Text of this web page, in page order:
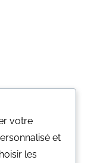
votre
et
les